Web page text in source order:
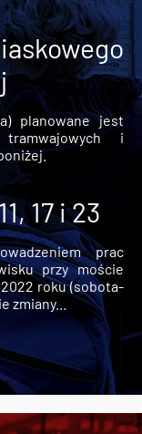
planowane jest
i
17 i 23
prac
przy moście
roku (sobota-